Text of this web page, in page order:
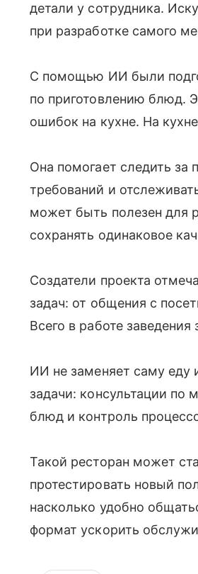
детали у сотрудника.
при разработке самого
С помощью ИИ были
по приготовлению блюд.
ошибок на кухне. На
Она помогает следить за
требований и
может быть полезен для
сохранять одинаковое
Создатели проекта
задач: от общения с
Всего в работе
ИИ не заменяет саму еду
задачи: консультации по
блюд и контроль
Такой ресторан может
протестировать новый
насколько удобно
формат ускорить